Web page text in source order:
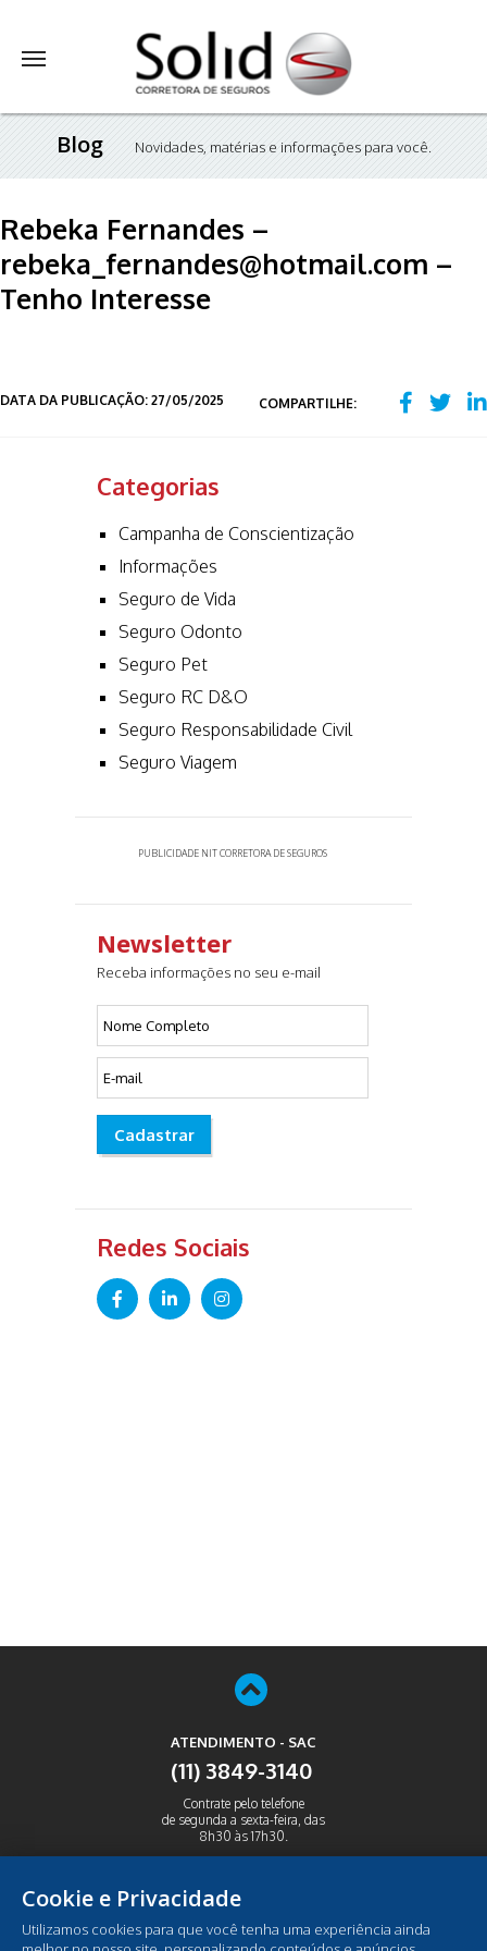
Blog Novidades, matérias e informações para você.
Rebeka Fernandes –
rebeka_fernandes@hotmail.com –
Tenho Interesse
DATA DA PUBLICAÇÃO: 27/05/2025 COMPARTILHE:
Categorias
Campanha de Conscientização
Informações
Seguro de Vida
Seguro Odonto
Seguro Pet
Seguro RC D&O
Seguro Responsabilidade Civil
Seguro Viagem
PUBLICIDADE NIT CORRETORA DE SEGUROS
Newsletter
Receba informações no seu e-mail
Cadastrar
Redes Sociais
ATENDIMENTO - SAC
(11) 3849-3140
Contrate pelo telefone
de segunda a sexta-feira, das
8h30 às 17h30.
Cookie e Privacidade
Utilizamos cookies para que você tenha uma experiência ainda